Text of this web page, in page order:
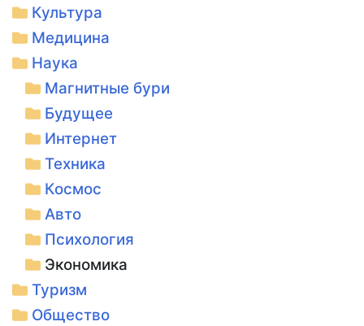
Культура
Медицина
Наука
Магнитные бури
Будущее
Интернет
Техника
Космос
Авто
Психология
Экономика
Туризм
Общество